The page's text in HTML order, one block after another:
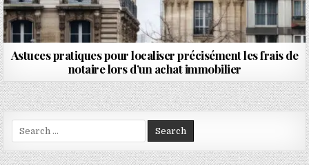
Astuces pratiques pour localiser précisément les frais de
notaire lors d’un achat immobilier
Search for: